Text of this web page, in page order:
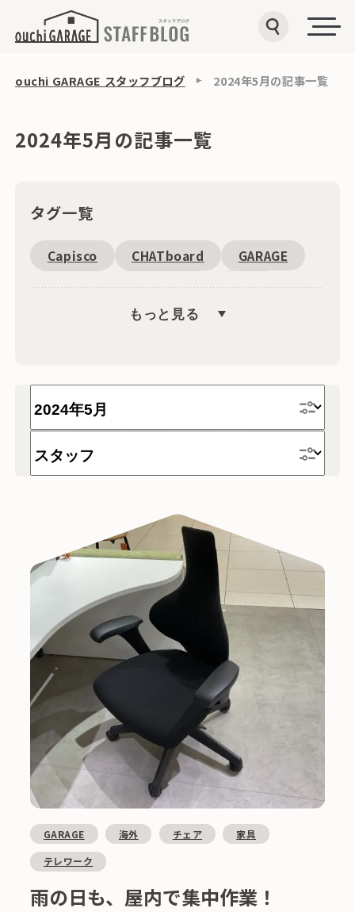
ouchi GARAGE スタッフブログ 2024年5月の記事一覧
2024年5月の記事一覧
GARAGE 海外 チェア 家具
テレワーク
雨の日も、屋内で集中作業！
タグ一覧
Capisco CHATboard
GARAGE
Fantoni
恵比寿周辺
SDGs
文具
海外
デスク
もっと見る